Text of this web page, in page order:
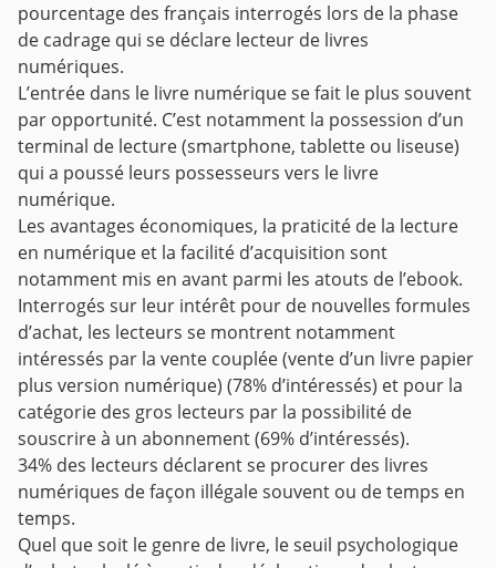
pourcentage des français interrogés lors de la phase
de cadrage qui se déclare lecteur de livres
numériques.
L’entrée dans le livre numérique se fait le plus souvent
par opportunité. C’est notamment la possession d’un
terminal de lecture (smartphone, tablette ou liseuse)
qui a poussé leurs possesseurs vers le livre
numérique.
Les avantages économiques, la praticité de la lecture
en numérique et la facilité d’acquisition sont
notamment mis en avant parmi les atouts de l’ebook.
Interrogés sur leur intérêt pour de nouvelles formules
d’achat, les lecteurs se montrent notamment
intéressés par la vente couplée (vente d’un livre papier
plus version numérique) (78% d’intéressés) et pour la
catégorie des gros lecteurs par la possibilité de
souscrire à un abonnement (69% d’intéressés).
34% des lecteurs déclarent se procurer des livres
numériques de façon illégalesouvent ou de temps en
temps.
Quel que soit le genre de livre, le seuil psychologique